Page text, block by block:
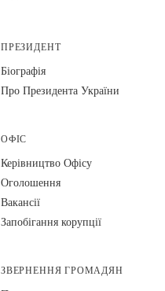
ПРЕЗИДЕНТ
Біографія
Про Президента України
ОФІС
Керівництво Офісу
Оголошення
Вакансії
Запобігання корупції
ЗВЕРНЕННЯ ГРОМАДЯН